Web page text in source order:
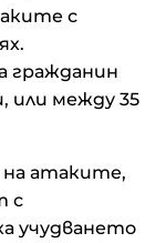
с
гражданин
или между 35
на атаките,
с
учудването